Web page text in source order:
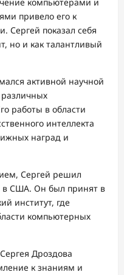
компьютерами и
привело его к
Сергей показал себя
но и как талантливый
активной научной
различных
работы в области
интеллекта
наград и
Сергей решил
в США. Он был принят в
институт, где
компьютерных
Дроздова
к знаниям и